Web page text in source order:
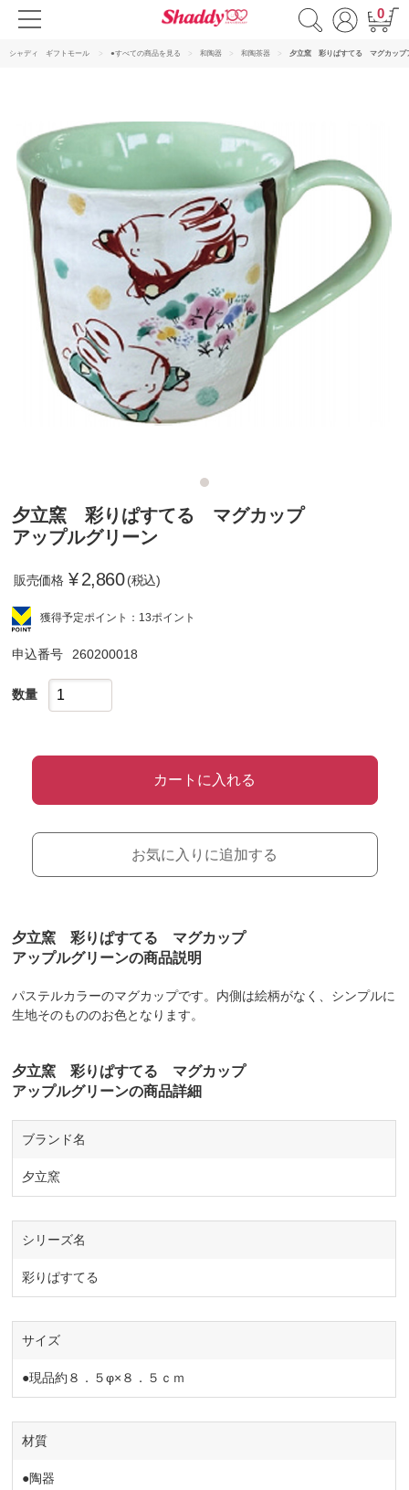
0
シャディ ギフトモール ●すべての商品を見る 和陶器 和陶茶器 夕立窯 彩りぱすてる マグカップ
夕立窯 彩りぱすてる マグカップ
アップルグリーン
販売価格 ¥2,860 (税込)
獲得予定ポイント：13ポイント
申込番号 260200018
数量
カートに入れる
お気に入りに追加する
夕立窯 彩りぱすてる マグカップ
アップルグリーンの商品説明
パステルカラーのマグカップです。内側は絵柄がなく、シンプルに
生地そのもののお色となります。
夕立窯 彩りぱすてる マグカップ
アップルグリーンの商品詳細
ブランド名
夕立窯
シリーズ名
彩りぱすてる
サイズ
●現品約８．５φ×８．５ｃｍ
材質
●陶器